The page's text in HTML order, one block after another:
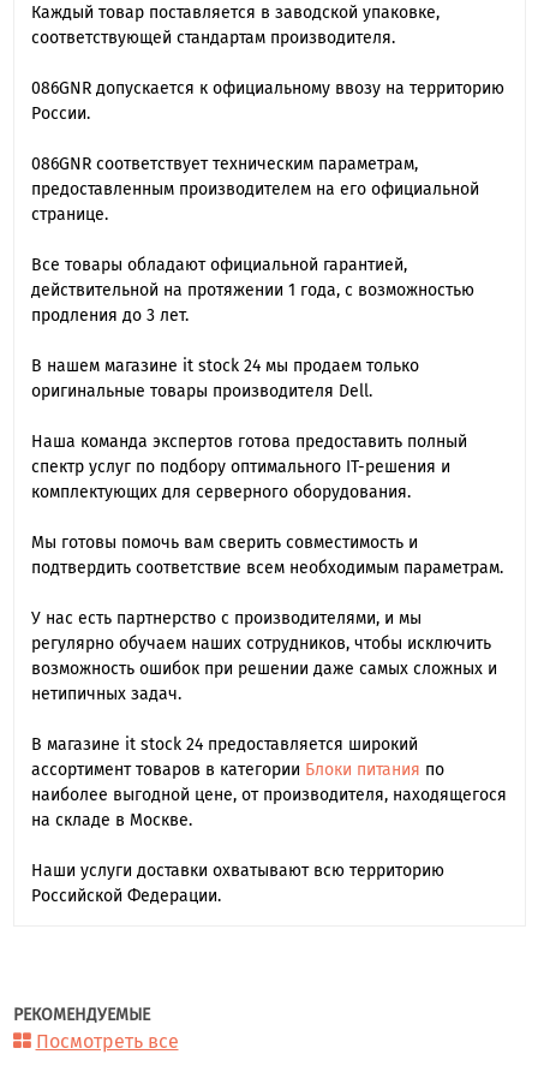
Каждый товар поставляется в заводской упаковке,
соответствующей стандартам производителя.
086GNR допускается к официальному ввозу на территорию
России.
086GNR cоответствует техническим параметрам,
предоставленным производителем на его официальной
странице.
Все товары обладают официальной гарантией,
действительной на протяжении 1 года, с возможностью
продления до 3 лет.
В нашем магазине it stock 24 мы продаем только
оригинальные товары производителя Dell.
Наша команда экспертов готова предоставить полный
спектр услуг по подбору оптимального IT-решения и
комплектующих для серверного оборудования.
Мы готовы помочь вам сверить совместимость и
подтвердить соответствие всем необходимым параметрам.
У нас есть партнерство с производителями, и мы
регулярно обучаем наших сотрудников, чтобы исключить
возможность ошибок при решении даже самых сложных и
нетипичных задач.
В магазине it stock 24 предоставляется широкий
ассортимент товаров в категории Блоки питания по
наиболее выгодной цене, от производителя, находящегося
на складе в Москве.
Наши услуги доставки охватывают всю территорию
Российской Федерации.
РЕКОМЕНДУЕМЫЕ
Посмотреть все